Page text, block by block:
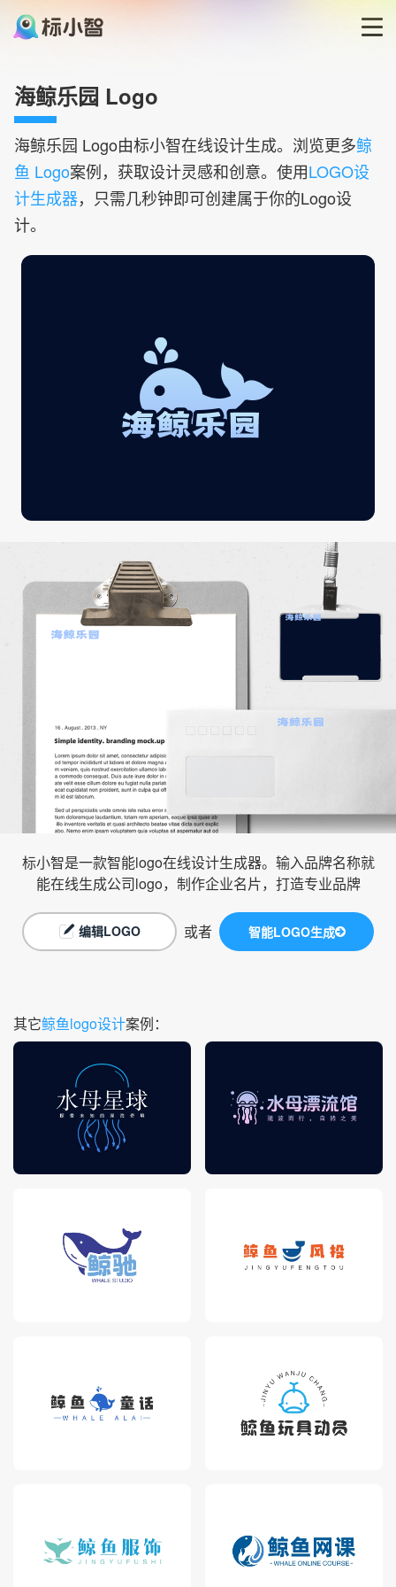
LOGO生成器
LOGO模板
海鲸乐园 Logo
海鲸乐园 Logo由标小智在线设计生成。浏览更多鲸
鱼 Logo案例，获取设计灵感和创意。使用LOGO设
计生成器，只需几秒钟即可创建属于你的Logo设
计。
标小智是一款智能logo在线设计生成器。输入品牌名称就
能在线生成公司logo，制作企业名片，打造专业品牌
编辑LOGO 或者 智能LOGO生成
其它鲸鱼logo设计案例：